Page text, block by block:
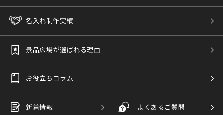
名入れ制作実績
景品広場が選ばれる理由
お役立ちコラム
新着情報 よくあるご質問